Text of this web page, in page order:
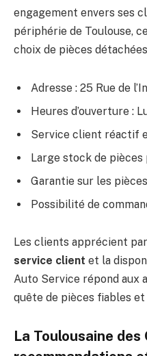
engagement envers ses
périphérie de Toulouse,
choix de pièces
Adresse : 25 Rue de
Heures d’ouverture :
Service client réactif
Large stock de
Garantie sur les
Possibilité de
Les clients apprécient
service client et la
Auto Service répond aux
quête de pièces fiables et
La Toulousaine des